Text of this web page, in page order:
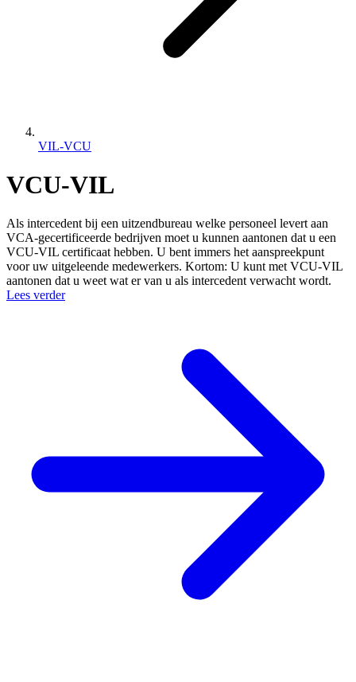
VIL-VCU
VCU-VIL
Als intercedent bij een uitzendbureau welke personeel levert aan
VCA-gecertificeerde bedrijven moet u kunnen aantonen dat u een
VCU-VIL certificaat hebben. U bent immers het aanspreekpunt
voor uw uitgeleende medewerkers. Kortom: U kunt met VCU-VIL
aantonen dat u weet wat er van u als intercedent verwacht wordt.
Lees verder